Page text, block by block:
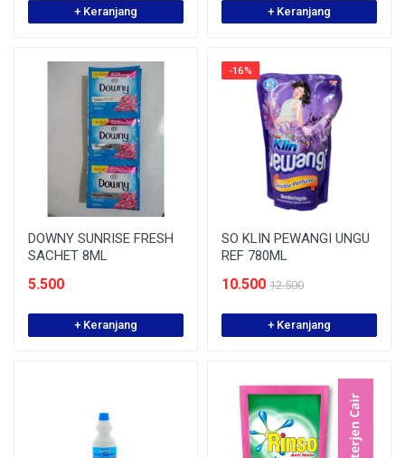
+ Keranjang + Keranjang
DOWNY SUNRISE FRESH
SACHET 8ML
5.500
+ Keranjang
-16%
SO KLIN PEWANGI UNGU
REF 780ML
10.500 12.500
+ Keranjang